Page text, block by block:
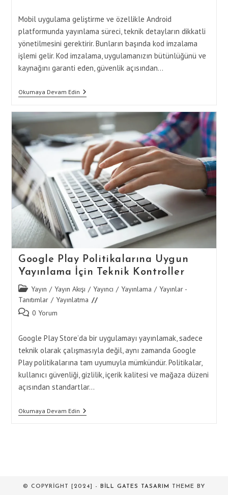
Mobil uygulama geliştirme ve özellikle Android
platformunda yayınlama süreci, teknik detayların dikkatli
yönetilmesini gerektirir. Bunların başında kod imzalama
işlemi gelir. Kod imzalama, uygulamanızın bütünlüğünü ve
kaynağını garanti eden, güvenlik açısından…
Okumaya Devam EdinKod
İmzalama
Yayınlama
Anında
Dikkat
Edilmesi
Gerekenler
Google Play Politikalarına Uygun
Yayınlama İçin Teknik Kontroller
Post
category:
Yayın / Yayın Akışı / Yayıncı / Yayınlama / Yayınlar -
Tanıtımlar / Yayınlatma
Post 0 Yorum
Google Play Store’da bir uygulamayı yayınlamak, sadece
teknik olarak çalışmasıyla değil, aynı zamanda Google
Play politikalarına tam uyumuyla mümkündür. Politikalar,
kullanıcı güvenliği, gizlilik, içerik kalitesi ve mağaza düzeni
açısından standartlar…
Okumaya Devam EdinGoogle
© COPYRIGHT [2024] - BILL GATES TASARIM THEME BY